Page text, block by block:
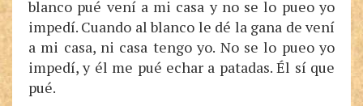
blanco pué vení a mi casa y no se lo pueo yo
impedí. Cuando al blanco le dé la gana de vení
a mi casa, ni casa tengo yo. No se lo pueo yo
impedí, y él me pué echar a patadas. Él sí que
pué.